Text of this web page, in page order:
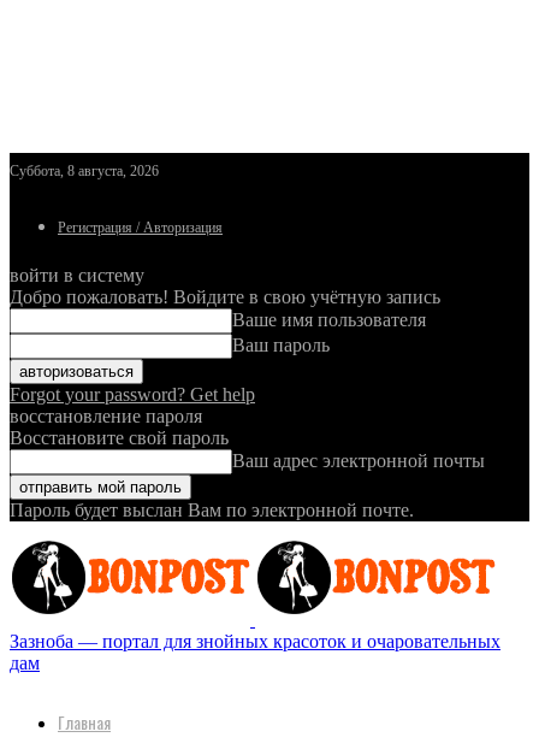
Суббота, 8 августа, 2026
Регистрация / Авторизация
войти в систему
Добро пожаловать! Войдите в свою учётную запись
Ваше имя пользователя
Ваш пароль
Forgot your password? Get help
восстановление пароля
Восстановите свой пароль
Ваш адрес электронной почты
Пароль будет выслан Вам по электронной почте.
Зазноба — портал для знойных красоток и очаровательных
дам
Главная